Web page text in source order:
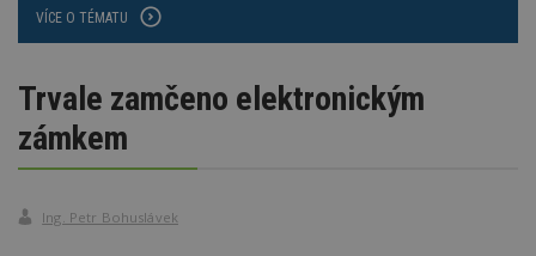
VÍCE O TÉMATU
Trvale zamčeno elektronickým
zámkem
Ing. Petr Bohuslávek